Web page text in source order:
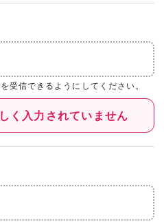
信できるようにしてください。
く入力されていません